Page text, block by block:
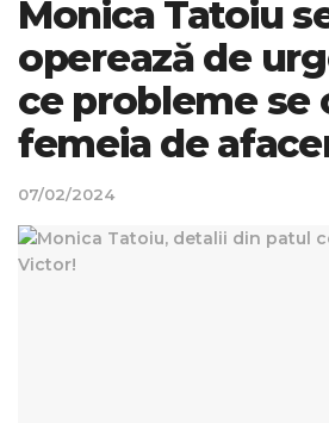
Monica Tatoiu
operează de
ce probleme se
femeia de
07/02/2024